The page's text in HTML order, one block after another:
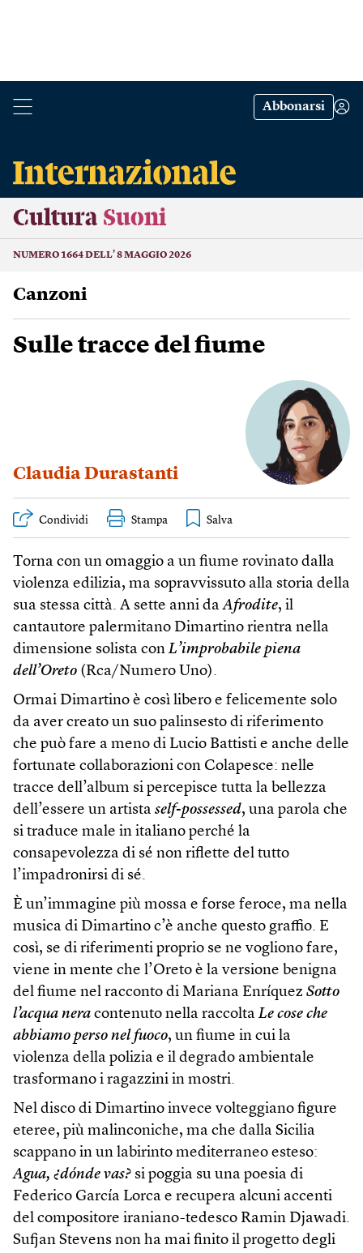
Abbonarsi
Cultura Suoni
NUMERO 1664 DELL’ 8 MAGGIO 2026
Canzoni
Sulle tracce del fiume
Claudia Durastanti
Condividi Stampa
Torna con un omaggio a un fiume rovinato dalla
violenza edilizia, ma sopravvissuto alla storia della
sua stessa città. A sette anni daAfrodite, il
cantautore palermitano Dimartino rientra nella
dimensione solista con L’improbabile piena
dell’Oreto (Rca/Numero Uno).
Ormai Dimartino è così libero e felicemente solo
da aver creato un suo palinsesto di riferimento
che può fare a meno di Lucio Battisti e anche delle
fortunate collaborazioni con Colapesce: nelle
tracce dell’album si percepisce tutta la bellezza
dell’essere un artista self-possessed, una parola che
si traduce male in italiano perché la
consapevolezza di sé non riflette del tutto
l’impadronirsi di sé.
È un’immagine più mossa e forse feroce, ma nella
musica di Dimartino c’è anche questo graffio. E
così, se di riferimenti proprio se ne vogliono fare,
viene in mente che l’Oreto è la versione benigna
del fiume nel racconto di Mariana Enríquez Sotto
l’acqua nera contenuto nella raccolta Le cose che
abbiamo perso nel fuoco, un fiume in cui la
violenza della polizia e il degrado ambientale
trasformano i ragazzini in mostri.
Nel disco di Dimartino invece volteggiano figure
eteree, più malinconiche, ma che dalla Sicilia
scappano in un labirinto mediterraneo esteso:
Agua, ¿dónde vas? si poggia su una poesia di
Federico García Lorca e recupera alcuni accenti
del compositore iraniano-tedesco Ramin Djawadi.
Sufjan Stevens non ha mai finito il progetto degli